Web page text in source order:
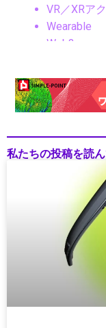
VR／XRア
Wearable
Web3
Windows
Windowsデ
Windows搭
1080pプロ
アシアター
レス映像
Xiaomi（シ
XRデバイス
アウトドア
アクション
アクセサリー
イヤホン
私たちの投稿を読